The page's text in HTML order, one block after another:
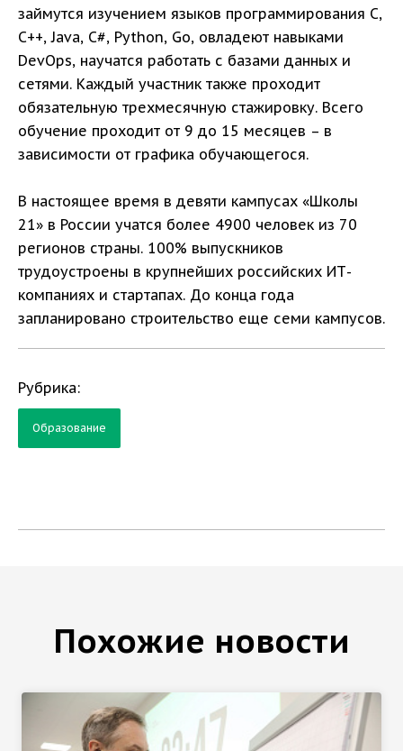
займутся изучением языков программирования C,
C++, Java, С#, Python, Go, овладеют навыками
DevOps, научатся работать с базами данных и
сетями. Каждый участник также проходит
обязательную трехмесячную стажировку. Всего
обучение проходит от 9 до 15 месяцев – в
зависимости от графика обучающегося.
В настоящее время в девяти кампусах «Школы
21» в России учатся более 4900 человек из 70
регионов страны. 100% выпускников
трудоустроены в крупнейших российских ИТ-
компаниях и стартапах. До конца года
запланировано строительство еще семи кампусов.
Рубрика:
Образование
Похожие новости